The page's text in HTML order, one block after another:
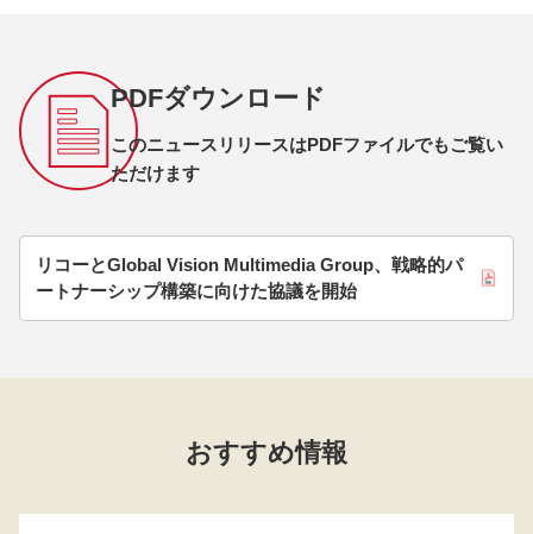
PDFダウンロード
このニュースリリースはPDFファイルでもご覧い
ただけます
リコーとGlobal Vision Multimedia Group、戦略的パ
ートナーシップ構築に向けた協議を開始
おすすめ情報